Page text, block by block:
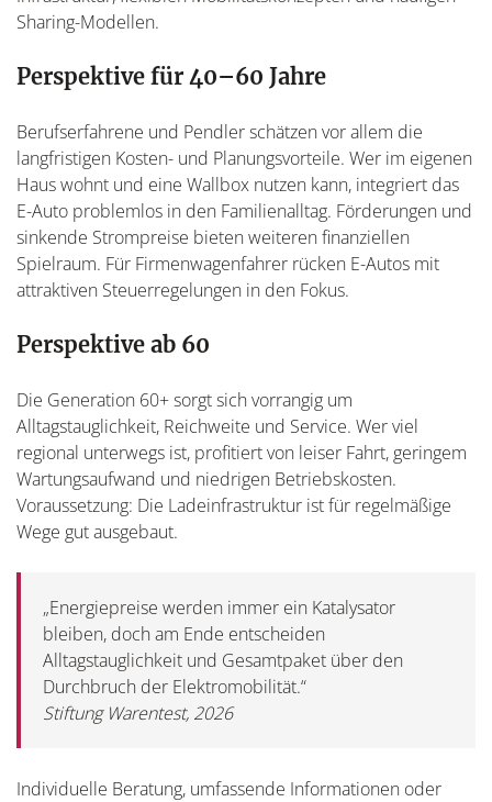
Sharing-Modellen.
Perspektive für 40–60 Jahre
Berufserfahrene und Pendler schätzen vor allem die
langfristigen Kosten- und Planungsvorteile. Wer im eigenen
Haus wohnt und eine Wallbox nutzen kann, integriert das
E-Auto problemlos in den Familienalltag. Förderungen und
sinkende Strompreise bieten weiteren finanziellen
Spielraum. Für Firmenwagenfahrer rücken E-Autos mit
attraktiven Steuerregelungen in den Fokus.
Perspektive ab 60
Die Generation 60+ sorgt sich vorrangig um
Alltagstauglichkeit, Reichweite und Service. Wer viel
regional unterwegs ist, profitiert von leiser Fahrt, geringem
Wartungsaufwand und niedrigen Betriebskosten.
Voraussetzung: Die Ladeinfrastruktur ist für regelmäßige
Wege gut ausgebaut.
„Energiepreise werden immer ein Katalysator
bleiben, doch am Ende entscheiden
Alltagstauglichkeit und Gesamtpaket über den
Durchbruch der Elektromobilität.“
Stiftung Warentest, 2026
Individuelle Beratung, umfassende Informationen oder